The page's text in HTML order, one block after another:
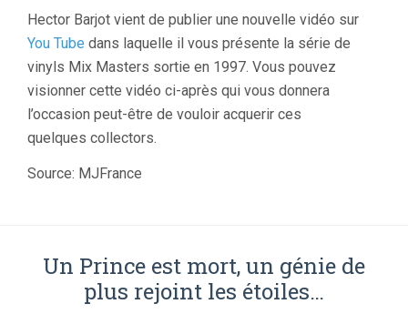
Hector Barjot vient de publier une nouvelle vidéo sur
You Tube dans laquelle il vous présente la série de
vinyls Mix Masters sortie en 1997. Vous pouvez
visionner cette vidéo ci-après qui vous donnera
l’occasion peut-être de vouloir acquerir ces
quelques collectors.
Source: MJFrance
Un Prince est mort, un génie de
plus rejoint les étoiles…